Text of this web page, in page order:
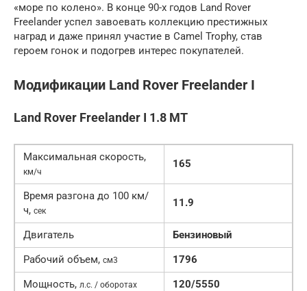
«море по колено». В конце 90-х годов Land Rover
Freelander успел завоевать коллекцию престижных
наград и даже принял участие в Camel Trophy, став
героем гонок и подогрев интерес покупателей.
Модификации Land Rover Freelander I
Land Rover Freelander I 1.8 MT
Максимальная скорость,
км/ч
165
Время разгона до 100 км/
ч, сек
11.9
Двигатель
Бензиновый
Рабочий объем, см3
1796
Мощность, л.с. / оборотах
120/5550